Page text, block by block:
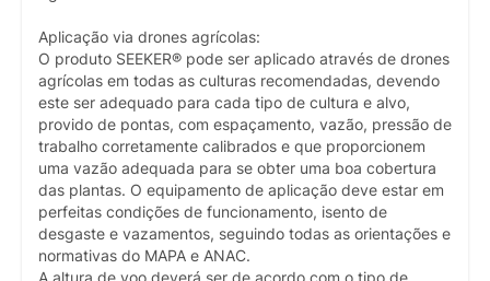
Aplicação via drones agrícolas:
O produto SEEKER® pode ser aplicado através de drones
agrícolas em todas as culturas recomendadas, devendo
este ser adequado para cada tipo de cultura e alvo,
provido de pontas, com espaçamento, vazão, pressão de
trabalho corretamente calibrados e que proporcionem
uma vazão adequada para se obter uma boa cobertura
das plantas. O equipamento de aplicação deve estar em
perfeitas condições de funcionamento, isento de
desgaste e vazamentos, seguindo todas as orientações e
normativas do MAPA e ANAC.
A altura de voo deverá ser de acordo com o tipo de